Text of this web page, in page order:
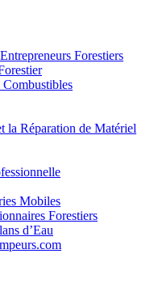
Forestiers
la Réparation de Matériel
Mobiles
Forestiers
d’Eau